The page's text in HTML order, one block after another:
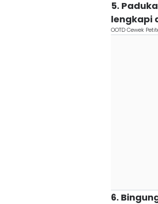
5.
lengkapi
OOTD Cewek
6.